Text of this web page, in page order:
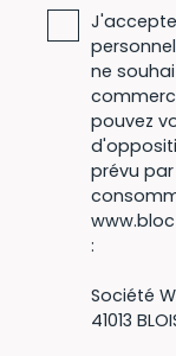
ne
pouvez
prévu
:
Société
41013